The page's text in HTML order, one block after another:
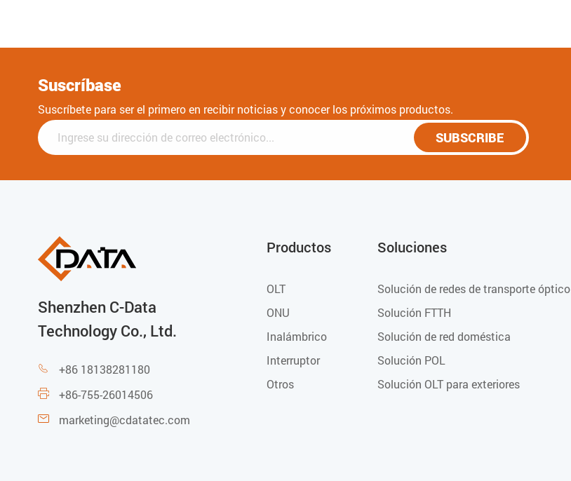
Suscríbase
Suscríbete para ser el primero en recibir noticias y conocer los próximos productos.
SUBSCRIBE
Shenzhen C-Data
Technology Co., Ltd.
 +86 18138281180
 +86-755-26014506
 marketing@cdatatec.com
Productos
OLT
ONU
Inalámbrico
Interruptor
Otros
Soluciones
Solución de redes de transporte óptico
Solución FTTH
Solución de red doméstica
Solución POL
Solución OLT para exteriores